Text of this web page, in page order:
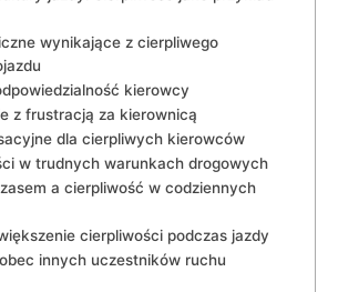
wynikające z cierpliwego
kierowcy
z frustracją za kierownicą
dla cierpliwych kierowców
w trudnych warunkach drogowych
a cierpliwość w codziennych
cierpliwości podczas jazdy
innych uczestników ruchu